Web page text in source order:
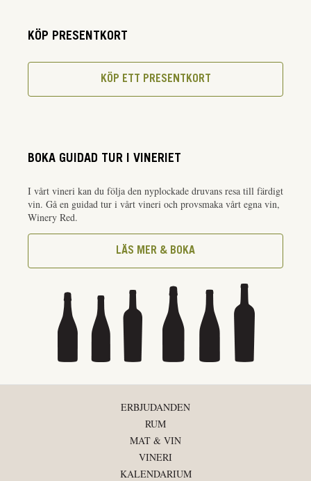
KÖP PRESENTKORT
KÖP ETT PRESENTKORT
BOKA GUIDAD TUR I VINERIET
I vårt vineri kan du följa den nyplockade druvans resa till färdigt
vin. Gå en guidad tur i vårt vineri och provsmaka vårt egna vin,
Winery Red.
LÄS MER & BOKA
ERBJUDANDEN
RUM
MAT & VIN
VINERI
KALENDARIUM